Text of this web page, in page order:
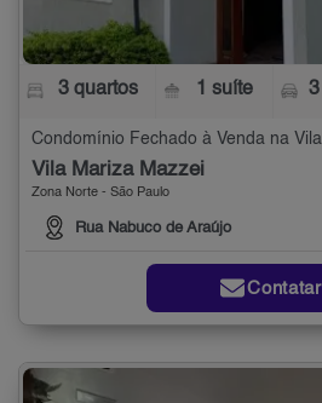
3 quartos 1 suíte
Vila Mariza Mazzei
Zona Norte - São Paulo
Rua Nabuco de Araújo
Contatar